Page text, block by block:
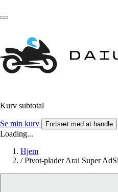
Kurv subtotal
Se min kurv Fortsæt med at handle
Loading...
Hjem
/ Pivot-plader Arai Super